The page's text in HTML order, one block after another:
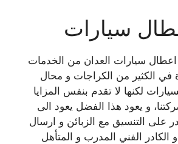
سيارات
اعطال سيارات العدان من الخدمات
في الكثير من الكراجات و محال
لكنها لا تقدم بنفس المزايا
و يعود هذا الفضل يعود الى
على التنسيق مع الزبائن و ارسال
الكادر الفني المدرب و المتأهل